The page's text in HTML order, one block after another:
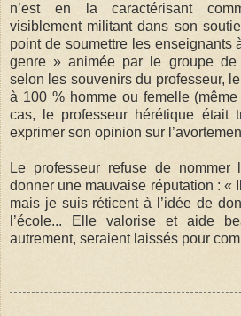
n’est en la caractérisant
visiblement militant dans son
point de soumettre les enseignants
genre » animée par le groupe de
selon les souvenirs du professeur,
à 100 % homme ou femelle
cas, le professeur hérétique était
exprimer son opinion sur
Le professeur refuse de
donner une mauvaise réputation : «
mais je suis réticent à l’idée de
l’école... Elle valorise et aide
autrement, seraient laissés pour